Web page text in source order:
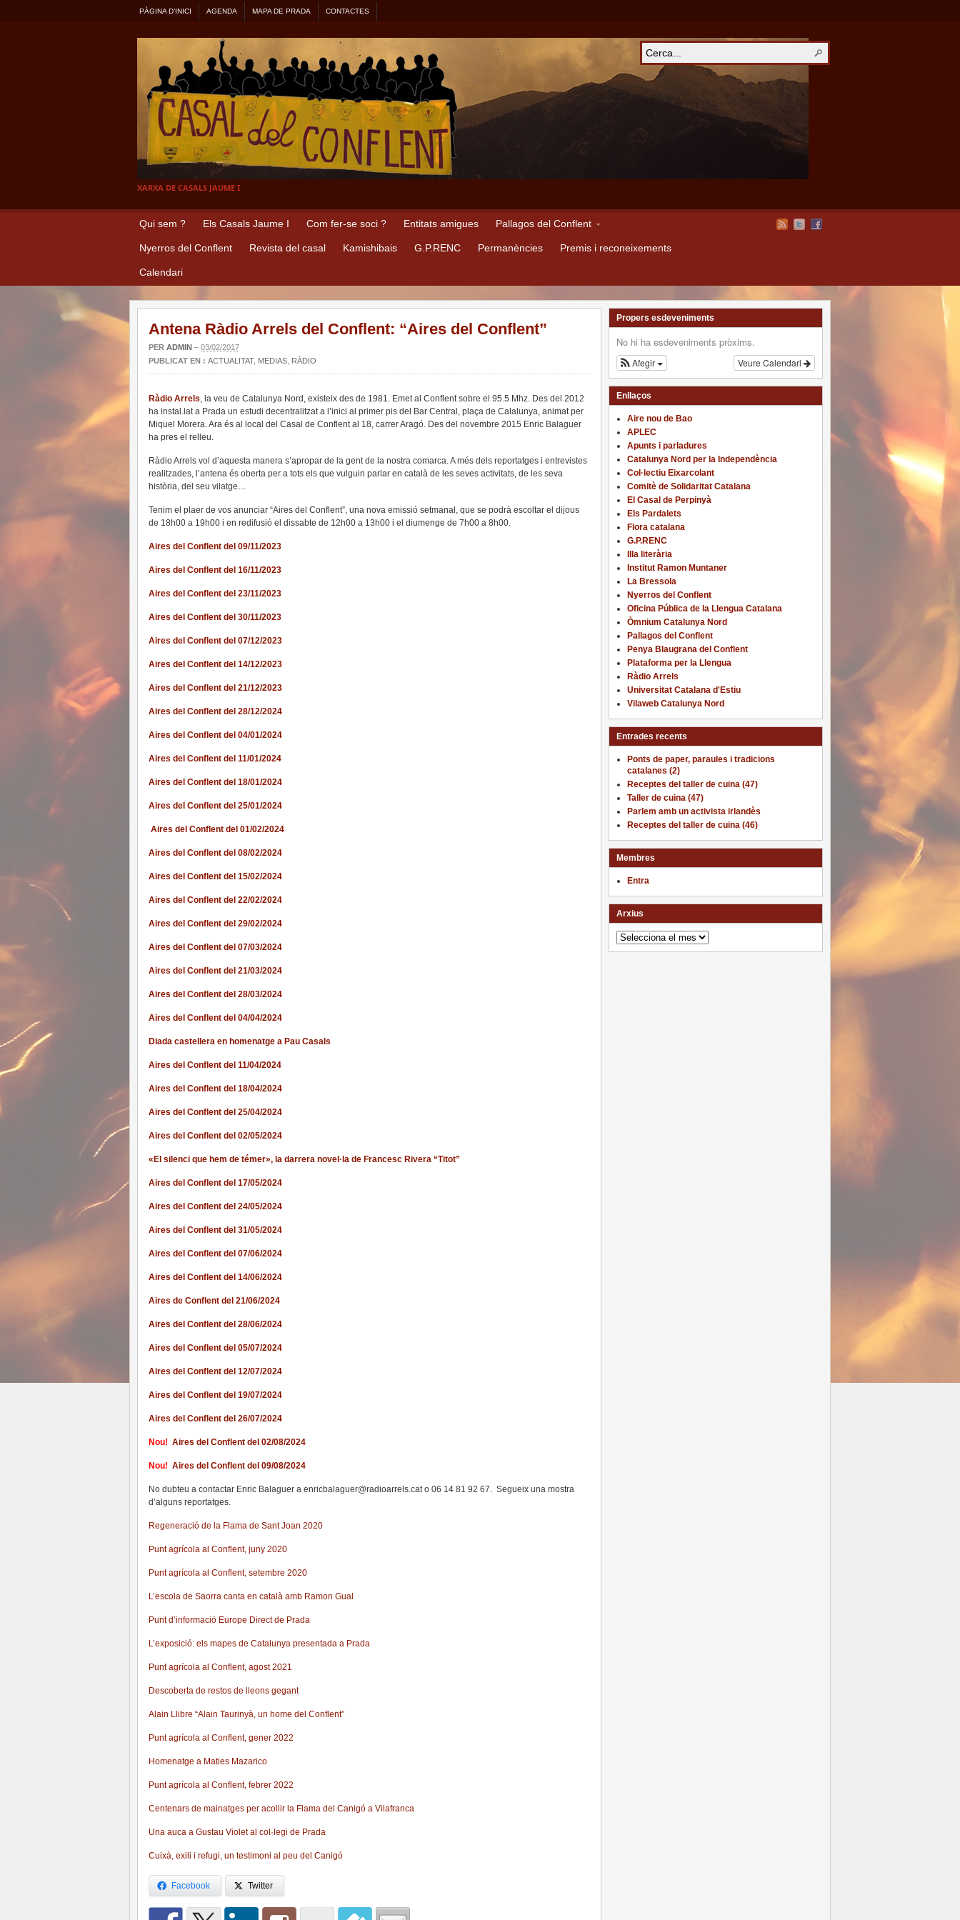
PÀGINA D’INICI AGENDA MAPA DE PRADA CONTACTES
XARXA DE CASALS JAUME I
Qui sem ? Els Casals Jaume I Com fer-se soci ? Entitats amigues Pallagos del Conflent
Nyerros del Conflent Revista del casal Kamishibais G.P.RENC Permanències Premis i reconeixements
Calendari
Antena Ràdio Arrels del Conflent: “Aires del Conflent”
PER ADMIN – 03/02/2017
PUBLICAT EN : ACTUALITAT, MEDIAS RÀDIO
Ràdio Arrels, la veu de Catalunya Nord, existeix des de 1981. Emet al Conflent sobre el 95.5 Mhz. Des del 2012
ha instal.lat a Prada un estudi decentralitzat a l’inici al primer pis del Bar Central, plaça de Calalunya, animat per
Miquel Morera. Ara és al local del Casal de Conflent al 18, carrer Aragó. Des del novembre 2015 Enric Balaguer
ha pres el relleu.
Ràdio Arrels vol d’aquesta manera s’apropar de la gent de la nostra comarca. A més dels reportatges i entrevistes
realitzades, l’antena és oberta per a tots els que vulguin parlar en català de les seves activitats, de les seva
història, del seu vilatge…
Tenim el plaer de vos anunciar “Aires del Conflent”, una nova emissió setmanal, que se podrà escoltar el dijous
de 18h00 a 19h00 i en redifusió el dissabte de 12h00 a 13h00 i el diumenge de 7h00 a 8h00.
Aires del Conflent del 09/11/2023
Aires del Conflent del 16/11/2023
Aires del Conflent del 23/11/2023
Aires del Conflent del 30/11/2023
Aires del Conflent del 07/12/2023
Aires del Conflent del 14/12/2023
Aires del Conflent del 21/12/2023
Aires del Conflent del 28/12/2024
Aires del Conflent del 04/01/2024
Aires del Conflent del 11/01/2024
Aires del Conflent del 18/01/2024
Aires del Conflent del 25/01/2024
Aires del Conflent del 01/02/2024
Aires del Conflent del 08/02/2024
Aires del Conflent del 15/02/2024
Aires del Conflent del 22/02/2024
Aires del Conflent del 29/02/2024
Aires del Conflent del 07/03/2024
Aires del Conflent del 21/03/2024
Aires del Conflent del 28/03/2024
Aires del Conflent del 04/04/2024
Diada castellera en homenatge a Pau Casals
Aires del Conflent del 11/04/2024
Aires del Conflent del 18/04/2024
Aires del Conflent del 25/04/2024
Aires del Conflent del 02/05/2024
«El silenci que hem de témer», la darrera novel·la de Francesc Rivera “Titot”
Aires del Conflent del 17/05/2024
Aires del Conflent del 24/05/2024
Aires del Conflent del 31/05/2024
Aires del Conflent del 07/06/2024
Aires del Conflent del 14/06/2024
Aires de Conflent del 21/06/2024
Aires del Conflent del 28/06/2024
Aires del Conflent del 05/07/2024
Aires del Conflent del 12/07/2024
Aires del Conflent del 19/07/2024
Aires del Conflent del 26/07/2024
Nou! Aires del Conflent del 02/08/2024
Nou! Aires del Conflent del 09/08/2024
No dubteu a contactar Enric Balaguer a enricbalaguer@radioarrels.cat o 06 14 81 92 67. Segueix una mostra
d’alguns reportatges.
Regeneració de la Flama de Sant Joan 2020
Punt agrícola al Conflent, juny 2020
Punt agrícola al Conflent, setembre 2020
L’escola de Saorra canta en català amb Ramon Gual
Punt d’informació Europe Direct de Prada
L’exposició: els mapes de Catalunya presentada a Prada
Punt agrícola al Conflent, agost 2021
Descoberta de restos de lleons gegant
Alain Llibre “Alain Taurinyà, un home del Conflent”
Puntagrícola al Conflent, gener 2022
Homenatge a Maties Mazarico
Punt agrícola al Conflent, febrer 2022
Centenars de mainatges per acollir la Flama del Canigó a Vilafranca
Una auca a Gustau Violet al col·legi de Prada
Cuixà, exili i refugi, un testimoni al peu del Canigó
Facebook Twitter
Propers esdeveniments
No hi ha esdeveniments pròxims.
Veure Calendari
Afegir
Enllaços
Aire nou de Bao
APLEC
Apunts i parladures
Catalunya Nord per la Independència
Col·lectiu Eixarcolant
Comitè de Solidaritat Catalana
El Casal de Perpinyà
Els Pardalets
Flora catalana
G.P.RENC
Illa literària
Institut Ramon Muntaner
La Bressola
Nyerros del Conflent
Oficina Pública de la Llengua Catalana
Òmnium Catalunya Nord
Pallagos del Conflent
Penya Blaugrana del Conflent
Plataforma per la Llengua
Ràdio Arrels
Universitat Catalana d'Estiu
Vilaweb Catalunya Nord
Entrades recents
Ponts de paper, paraules i tradicions
catalanes (2)
Receptes del taller de cuina (47)
Taller de cuina (47)
Parlem amb un activista irlandès
Receptes del taller de cuina (46)
Membres
Entra
Arxius
Arxius